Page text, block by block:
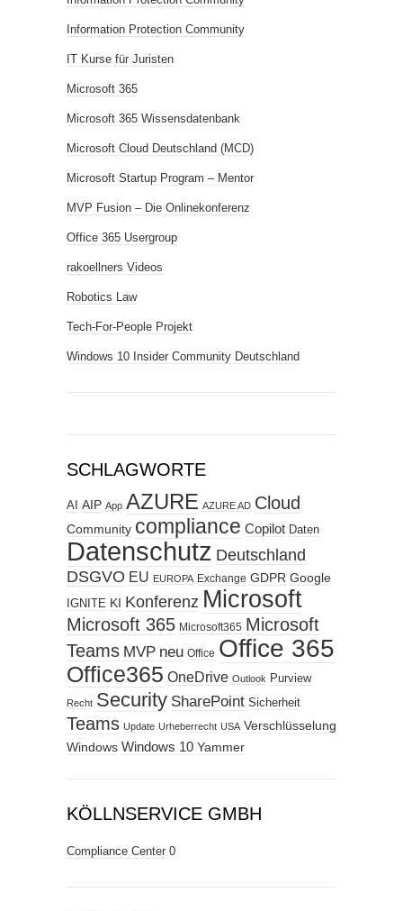
Information Protection Community
IT Kurse für Juristen
Microsoft 365
Microsoft 365 Wissensdatenbank
Microsoft Cloud Deutschland (MCD)
Microsoft Startup Program – Mentor
MVP Fusion – Die Onlinekonferenz
Office 365 Usergroup
rakoellners Videos
Robotics Law
Tech-For-People Projekt
Windows 10 Insider Community Deutschland
SCHLAGWORTE
AI AIP App AZURE AZURE AD Cloud
Community compliance Copilot Daten
Datenschutz Deutschland
DSGVO EU EUROPA Exchange GDPR Google
IGNITE KI Konferenz Microsoft
Microsoft 365 Microsoft365 Microsoft
Teams MVP neu Office Office 365
Office365 OneDrive Outlook Purview
Recht Security SharePoint Sicherheit
Teams Update Urheberrecht USA Verschlüsselung
Windows Windows 10 Yammer
KÖLLNSERVICE GMBH
Compliance Center 0